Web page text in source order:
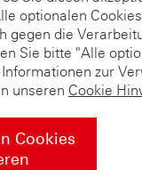
optionalen
gegen die
Sie bitte "Alle
zur
unseren Cookie
Cookies